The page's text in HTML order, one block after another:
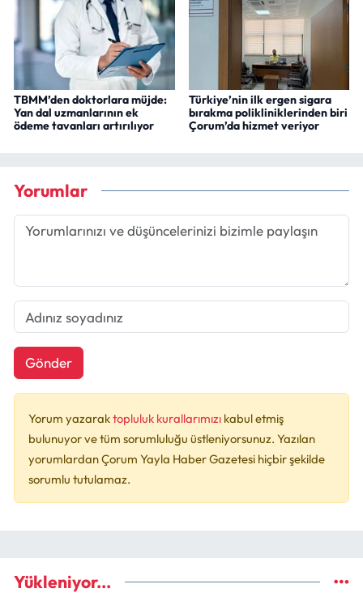
TBMM’den doktorlara müjde:
Yan dal uzmanlarının ek
ödeme tavanları artırılıyor
Türkiye’nin ilk ergen sigara
bırakma polikliniklerinden biri
Çorum’da hizmet veriyor
Yorumlar
Gönder
Yorum yazaraktopluluk kurallarımızı kabul etmiş
bulunuyor ve tüm sorumluluğu üstleniyorsunuz. Yazılan
yorumlardan Çorum Yayla Haber Gazetesi hiçbir şekilde
sorumlu tutulamaz.
Yükleniyor...